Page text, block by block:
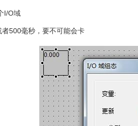
I/O域
500毫秒，要不可能会卡